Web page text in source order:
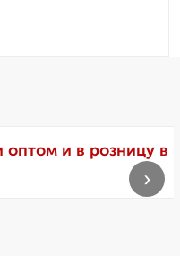
оптом и в розницу в
›